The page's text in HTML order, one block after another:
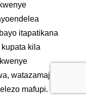
itapatikana
kila
watazamaji
mafupi.